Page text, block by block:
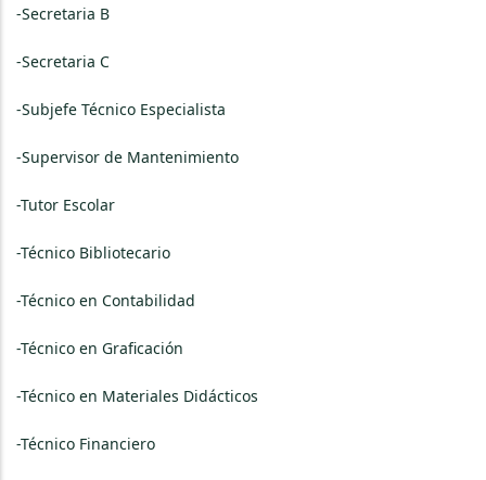
-Secretaria B
-Secretaria C
-Subjefe Técnico Especialista
-Supervisor de Mantenimiento
-Tutor Escolar
-Técnico Bibliotecario
-Técnico en Contabilidad
-Técnico en Graficación
-Técnico en Materiales Didácticos
-Técnico Financiero